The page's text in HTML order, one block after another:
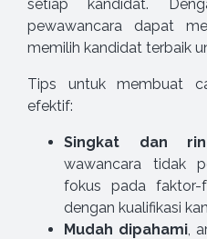
setiap kandidat.
pewawancara dapat
memilih kandidat terbaik
Tips untuk membuat
efektif:
Singkat dan
wawancara tidak
fokus pada faktor-
dengan kualifikasi
Mudah dipahami,